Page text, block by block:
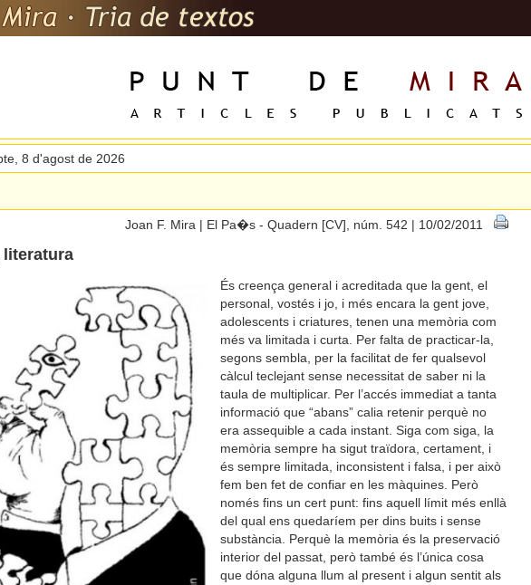
8 d'agost de 2026
Joan F. Mira | El Pa�s - Quadern [CV], núm. 542 | 10/02/2011
És creença general i acreditada que la gent, el
personal, vostés i jo, i més encara la gent jove,
adolescents i criatures, tenen una memòria com
més va limitada i curta. Per falta de practicar-la,
segons sembla, per la facilitat de fer qualsevol
càlcul teclejant sense necessitat de saber ni la
taula de multiplicar. Per l’accés immediat a tanta
informació que “abans” calia retenir perquè no
era assequible a cada instant. Siga com siga, la
memòria sempre ha sigut traïdora, certament, i
és sempre limitada, inconsistent i falsa, i per això
fem ben fet de confiar en les màquines. Però
només fins un cert punt: fins aquell límit més enllà
del qual ens quedaríem per dins buits i sense
substància. Perquè la memòria és la preservació
interior del passat, però també és l’única cosa
que dóna alguna llum al present i algun sentit als